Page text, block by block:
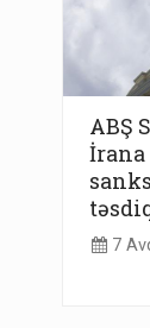
ABŞ
İrana
7